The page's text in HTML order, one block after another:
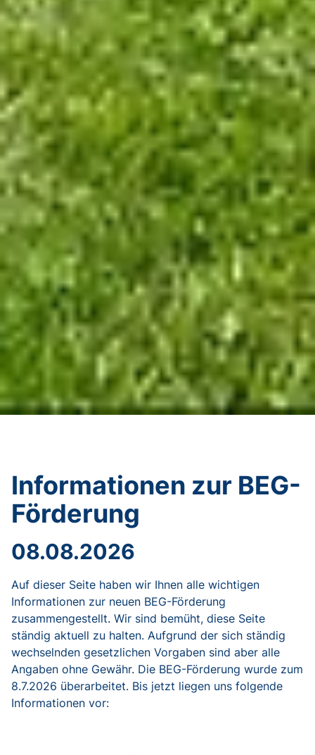
Informationen zur BEG-
Förderung
08.08.2026
Auf dieser Seite haben wir Ihnen alle wichtigen
Informationen zur neuen BEG-Förderung
zusammengestellt. Wir sind bemüht, diese Seite
ständig aktuell zu halten. Aufgrund der sich ständig
wechselnden gesetzlichen Vorgaben sind aber alle
Angaben ohne Gewähr. Die BEG-Förderung wurde zum
8.7.2026 überarbeitet. Bis jetzt liegen uns folgende
Informationen vor: